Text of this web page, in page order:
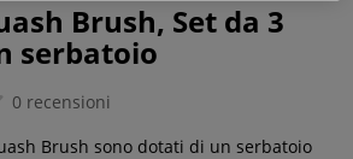
Brush, Set da 3
serbatoio
0 recensioni
Brush sono dotati di un serbatoio